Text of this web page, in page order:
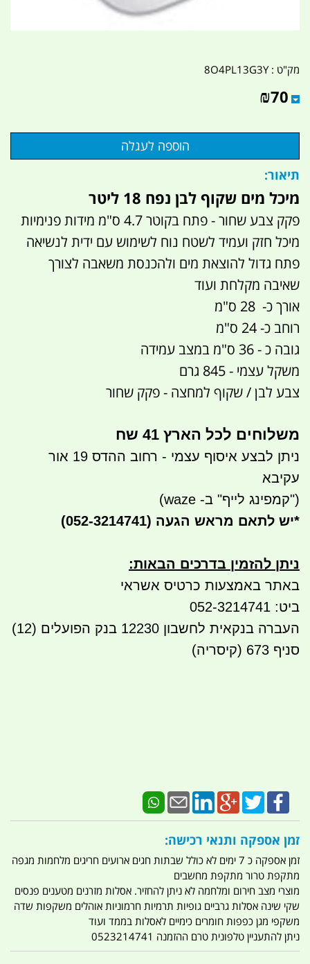
מק"ט :8O4PL13G3Y
₪70
תיאור:
מיכל מים שקוף לבן נפח 18 ליטר
פקק צבע שחור - פתח בקוטר 4.7 ס"מ מידות פנימיות
מיכל חזק ועמיד לשטח נוח לשימוש עם ידית לנשיאה
פתח גדול להוצאת מים ולהכנסת משאבה לצורך
שאיבה מקלחת ועוד
אורך כ- 28 ס"מ
רוחב כ- 24 ס"מ
גובה כ - 36 ס"מ במצב עמידה
משקל עצמי - 845 גרם
צבע לבן / שקוף למחצה - פקק שחור
משלוחים לכל הארץ 41 שח
ניתן לבצע איסוף עצמי - רחוב ההדס 19 אור
עקיבא
("קמפינג לייף" ב- waze)
*יש לתאם מראש הגעה (052-3214741)
ניתן להזמין בדרכים הבאות:
באתר באמצעות כרטיס אשראי
ביט: 052-3214741
העברה בנקאית לחשבון 12230 בנק הפועלים (12)
סניף 673 (קיסריה)
זמן אספקה ותנאי רכישה:
זמן אספקה כ 7 ימים לא כולל שבתות חגים ארועים חריגים מלחמות מגפה
מתקפת טרור מתקפת מחשבים
מוצרי מצב חירום ומלחמה לא ניתן להחזיר. אסלות מזרנים מטענים פנסים
שקי שינה אסלות גרביים גופיות תרמיות חרמוניות אוהלים משקפות שדה
משקפי מגן כפפות חומרים כימיים לאסלות בממד ועוד
ניתן להתעניין טלפונית טרם ההזמנה 0523214741